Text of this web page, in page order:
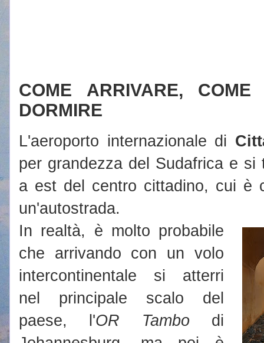
COME ARRIVARE,
DORMIRE
L'aeroporto internazionale di
per grandezza del Sudafrica e
a est del centro cittadino, cui è
un'autostrada.
In realtà, è molto probabile
che arrivando con un volo
intercontinentale si atterri
nel principale scalo del
paese, l'OR Tambodi